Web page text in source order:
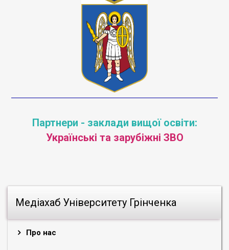
Медіахаб Університету Грінченка
Про нас
Партнери - заклади вищої освіти:
Українські та зарубіжні ЗВО